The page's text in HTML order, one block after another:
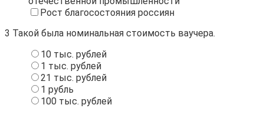
Рост благосостояния россиян
3 Такой была номинальная стоимость ваучера.
10 тыс. рублей
1 тыс. рублей
21 тыс. рублей
1 рубль
100 тыс. рублей